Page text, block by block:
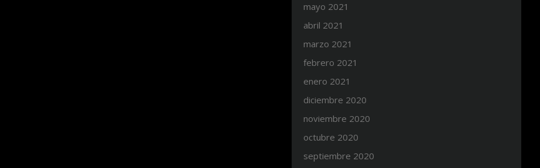
mayo 2021
abril 2021
marzo 2021
febrero 2021
enero 2021
diciembre 2020
noviembre 2020
octubre 2020
septiembre 2020